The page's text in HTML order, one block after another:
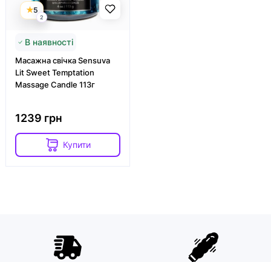
5
2
В наявності
Масажна свічка Sensuva
Lit Sweet Temptation
Massage Candle 113г
1239 грн
Купити